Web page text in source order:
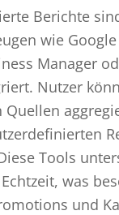
Berichte
wie
Manager
Nutzer
Quellen
Tools
was
und